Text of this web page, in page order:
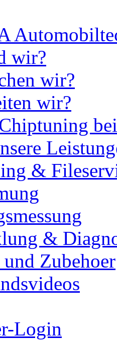
wir?
wir?
wir?
&
&
Zubehoer
Login